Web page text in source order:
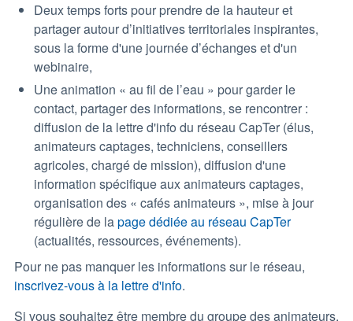
Deux temps forts pour prendre de la hauteur et
partager autour d’initiatives territoriales inspirantes,
sous la forme d'une journée d’échanges et d'un
webinaire,
Une animation « au fil de l’eau » pour garder le
contact, partager des informations, se rencontrer :
diffusion de la lettre d'info du réseau CapTer (élus,
animateurs captages, techniciens, conseillers
agricoles, chargé de mission), diffusion d'une
information spécifique aux animateurs captages,
organisation des « cafés animateurs », mise à jour
régulière de lapage dédiée au réseau CapTer
(actualités, ressources, événements).
Pour ne pas manquer les informations sur le réseau,
inscrivez-vous à la lettre d'info.
Si vous souhaitez être membre du groupe des animateurs,